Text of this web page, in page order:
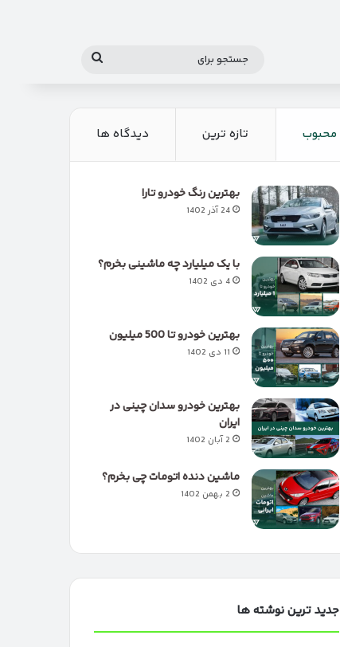
جستجو
محبوب تازه ترین دیدگاه ها
بهترین رنگ خودرو تارا
24 آذر 1402
با یک میلیارد چه ماشینی بخرم؟
4 دی 1402
بهترین خودرو تا 500 میلیون
11 دی 1402
بهترین خودرو سدان چینی در
ایران
2 آبان 1402
ماشین دنده اتومات چی بخرم؟
2 بهمن 1402
جدید ترین نوشته ها